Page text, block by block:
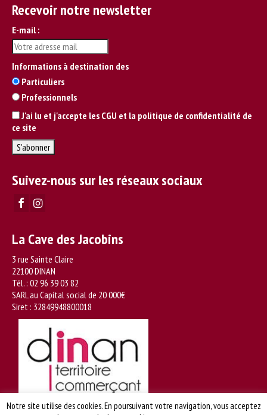
Recevoir notre newsletter
E-mail :
Informations à destination des
Particuliers
Professionnels
J'ai lu et j'accepte les CGU et la politique de confidentialité de
ce site
Suivez-nous sur les réseaux sociaux
La Cave des Jacobins
3 rue Sainte Claire
22100 DINAN
Tél. : 02 96 39 03 82
SARL au Capital social de 20 000€
Siret : 32849948800018
Notre site utilise des cookies. En poursuivant votre navigation, vous acceptez